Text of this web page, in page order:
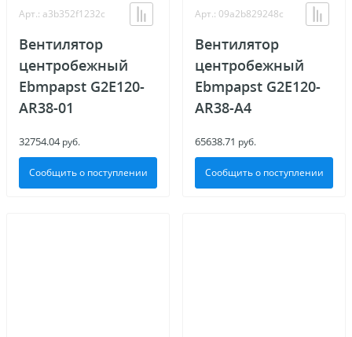
Арт.: a3b352f1232c
Вентилятор
центробежный
Ebmpapst G2E120-
AR38-01
32754.04руб.
Сообщить о поступлении
Арт.: 09a2b829248c
Вентилятор
центробежный
Ebmpapst G2E120-
AR38-A4
65638.71 руб.
Сообщить о поступлении